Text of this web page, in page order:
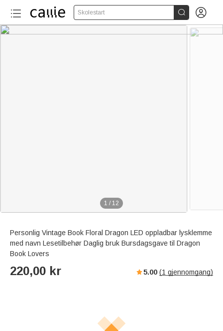
Skolestart  
1 / 12
Personlig Vintage Book Floral Dragon LED oppladbar lysklemme
med navn Lesetilbehør Daglig bruk Bursdagsgave til Dragon
Book Lovers
220,00 kr 5.00 (1 gjennomgang)